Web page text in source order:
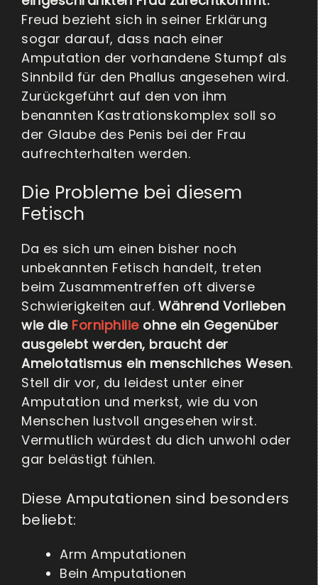
Freud bezieht sich in seiner Erklärung
sogar darauf, dass nach einer
Amputation der vorhandene Stumpf als
Sinnbild für den Phallus angesehen wird.
Zurückgeführt auf den von ihm
benannten Kastrationskomplex soll so
der Glaube des Penis bei der Frau
aufrechterhalten werden.
Die Probleme bei diesem
Fetisch
Da es sich um einen bisher noch
unbekannten Fetisch handelt, treten
beim Zusammentreffen oft diverse
Schwierigkeiten auf. Während Vorlieben
wie die Forniphilieohne ein Gegenüber
ausgelebt werden, braucht der
Amelotatismus ein menschliches Wesen.
Stell dir vor, du leidest unter einer
Amputation und merkst, wie du von
Menschen lustvoll angesehen wirst.
Vermutlich würdest du dich unwohl oder
gar belästigt fühlen.
Diese Amputationen sind besonders
beliebt:
Arm Amputationen
Bein Amputationen